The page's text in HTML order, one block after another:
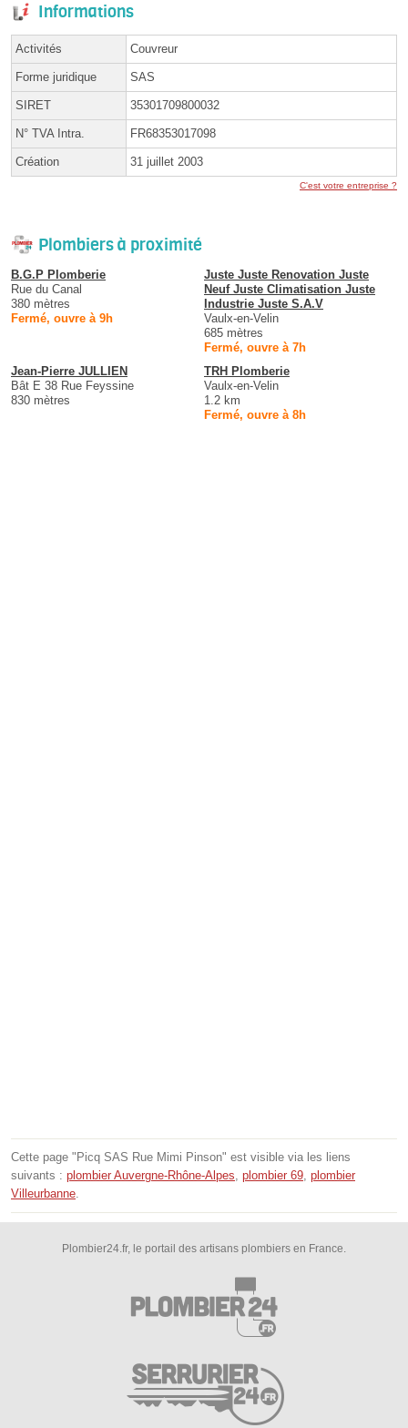
Informations
Activités Couvreur
Forme juridique SAS
SIRET 35301709800032
N° TVA Intra. FR68353017098
Création 31 juillet 2003
C'est votre entreprise ?
Plombiers à proximité
B.G.P Plomberie
Rue du Canal
380 mètres
Fermé, ouvre à 9h
Juste Juste Renovation Juste
Neuf Juste Climatisation Juste
Industrie Juste S.A.V
Vaulx-en-Velin
685 mètres
Fermé, ouvre à 7h
Jean-Pierre JULLIEN
Bât E 38 Rue Feyssine
830 mètres
TRH Plomberie
Vaulx-en-Velin
1.2 km
Fermé, ouvre à 8h
Cette page "Picq SAS Rue Mimi Pinson" est visible via les liens
suivants : plombier Auvergne-Rhône-Alpes, plombier 69, plombier
Villeurbanne.
Plombier24.fr, le portail des artisans plombiers en France.